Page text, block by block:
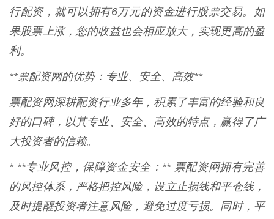
行配资，就可以拥有6万元的资金进行股票交易。如
果股票上涨，您的收益也会相应放大，实现更高的盈
利。
**票配资网的优势：专业、安全、高效**
票配资网深耕配资行业多年，积累了丰富的经验和良
好的口碑，以其专业、安全、高效的特点，赢得了广
大投资者的信赖。
* **专业风控，保障资金安全：** 票配资网拥有完善
的风控体系，严格把控风险，设立止损线和平仓线，
及时提醒投资者注意风险，避免过度亏损。同时，平